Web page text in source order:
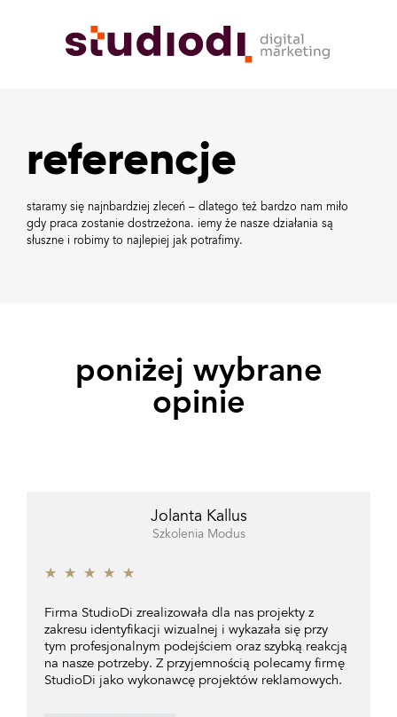
referencje
staramy się najnbardziej zleceń – dlatego też bardzo nam miło
gdy praca zostanie dostrzeżona. iemy że nasze działania są
słuszne i robimy to najlepiej jak potrafimy.
poniżej wybrane
opinie
Jolanta Kallus
Szkolenia Modus
★ ★ ★ ★ ★
Firma StudioDi zrealizowała dla nas projekty z
zakresu identyfikacji wizualnej i wykazała się przy
tym profesjonalnym podejściem oraz szybką reakcją
na nasze potrzeby. Z przyjemnością polecamy firmę
StudioDi jako wykonawcę projektów reklamowych.